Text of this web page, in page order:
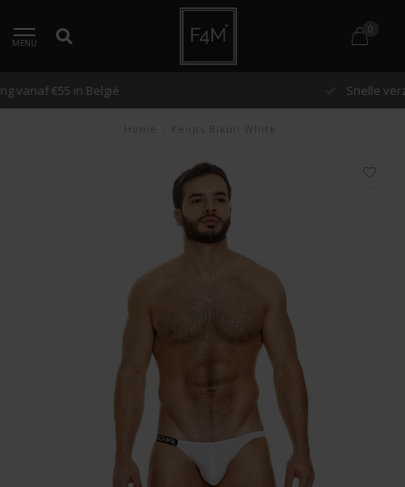
MENU
0